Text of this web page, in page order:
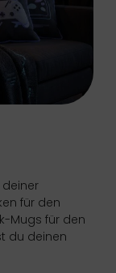
für den
Mugs für den
du deinen